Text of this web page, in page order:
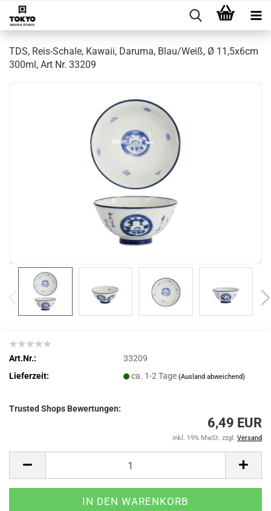
TDS, Reis-Schale, Kawaii, Daruma, Blau/Weiß, Ø 11,5x6cm
300ml, Art Nr. 33209
Art.Nr.:
33209
Lieferzeit:
ca. 1-2 Tage(Ausland abweichend)
Trusted Shops Bewertungen:
6,49 EUR
inkl. 19% MwSt. zzgl. Versand